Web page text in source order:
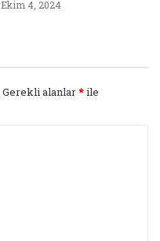
Ekim 4, 2024
Gerekli alanlar*ile